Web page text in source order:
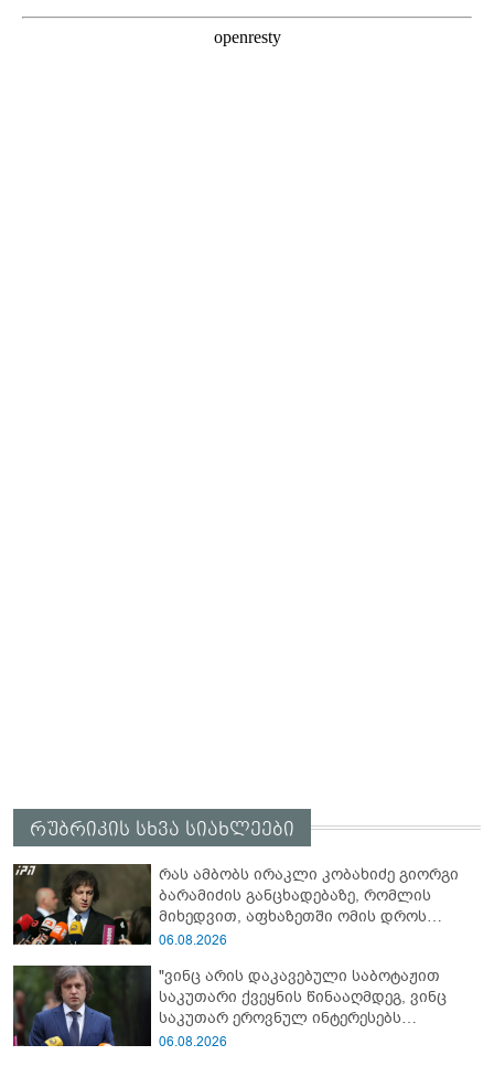
რუბრიკის სხვა სიახლეები
რას ამბობს ირაკლი კობახიძე გიორგი
ბარამიძის განცხადებაზე, რომლის
მიხედვით, აფხაზეთში ომის დროს
„ჩვენებს ტყვეები არ აჰყავდათ"
06.08.2026
"ვინც არის დაკავებული საბოტაჟით
საკუთარი ქვეყნის წინააღმდეგ, ვინც
საკუთარ ეროვნულ ინტერესებს
უპირისპირდება, ყველამ უნდა იცოდეს,
06.08.2026